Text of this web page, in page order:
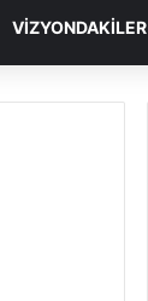
VIZYONDAKILER